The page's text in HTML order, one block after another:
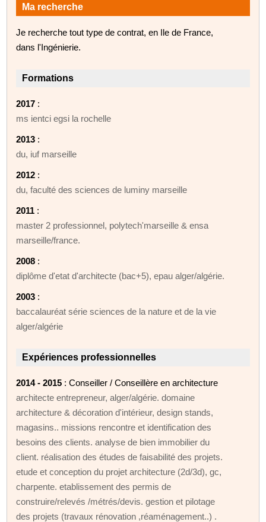
Ma recherche
Je recherche tout type de contrat, en Ile de France,
dans l'Ingénierie.
Formations
2017 :
ms ientci egsi la rochelle
2013 :
du, iuf marseille
2012 :
du, faculté des sciences de luminy marseille
2011 :
master 2 professionnel, polytech'marseille & ensa
marseille/france.
2008 :
diplôme d'etat d'architecte (bac+5), epau alger/algérie.
2003 :
baccalauréat série sciences de la nature et de la vie
alger/algérie
Expériences professionnelles
2014 - 2015 : Conseiller / Conseillère en architecture
architecte entrepreneur, alger/algérie. domaine
architecture & décoration d'intérieur, design stands,
magasins.. missions rencontre et identification des
besoins des clients. analyse de bien immobilier du
client. réalisation des études de faisabilité des projets.
etude et conception du projet architecture (2d/3d), gc,
charpente. etablissement des permis de
construire/relevés /métrés/devis. gestion et pilotage
des projets (travaux rénovation ,réaménagement..) .